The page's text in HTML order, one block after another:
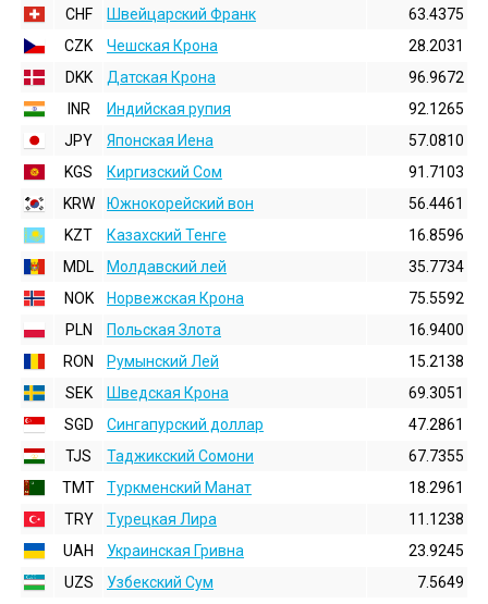
CHF
Швейцарский Франк
63.4375
CZK
Чешская Крона
28.2031
DKK
Датская Крона
96.9672
INR
Индийская pупия
92.1265
JPY
Японская Иена
57.0810
KGS
Киргизский Сом
91.7103
KRW
Южнокорейский вон
56.4461
KZT
Казахский Тенге
16.8596
MDL
Молдавский лей
35.7734
NOK
Норвежская Крона
75.5592
PLN
Польская Злота
16.9400
RON
Румынский Лей
15.2138
SEK
Шведская Крона
69.3051
SGD
Сингапурский доллар
47.2861
TJS
Таджикский Сомони
67.7355
TMT
Туркменский Манат
18.2961
TRY
Турецкая Лира
11.1238
UAH
Украинская Гривна
23.9245
UZS
Узбекский Сум
7.5649